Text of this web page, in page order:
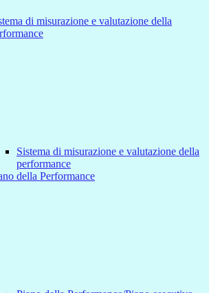
di misurazione e valutazione della
Sistema di misurazione e valutazione della
performance
della Performance